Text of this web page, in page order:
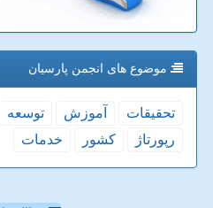
موضوع های انجمن پارسیان
تحقیقات آموزش توسعه
رپورتاژ
كشور خدمات